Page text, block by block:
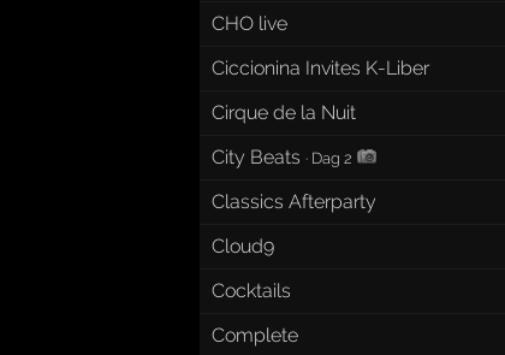
CHO live
Ciccionina Invites K-Liber
Cirque de la Nuit
City Beats · Dag 2
Classics Afterparty
Cloud9
Cocktails
Complete